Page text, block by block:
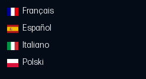
Français
Español
Italiano
Polski